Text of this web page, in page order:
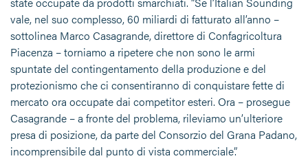
vale, nel suo complesso, 60 miliardi di fatturato all’anno –
sottolinea Marco Casagrande, direttore di Confagricoltura
Piacenza – torniamo a ripetere che non sono le armi
spuntate del contingentamento della produzione e del
protezionismo che ci consentiranno di conquistare fette di
mercato ora occupate dai competitor esteri. Ora – prosegue
Casagrande – a fronte del problema, rileviamo un’ulteriore
presa di posizione, da parte del Consorzio del Grana Padano,
incomprensibile dal punto di vista commerciale”.